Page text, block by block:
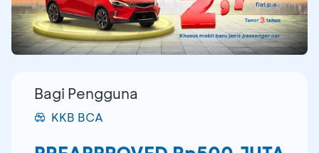
Bagi Pengguna
KKB BCA